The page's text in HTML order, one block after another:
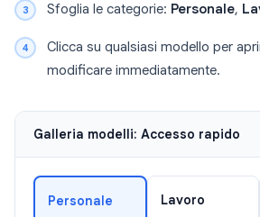
Sfoglia le categorie: Personale,
Clicca su qualsiasi modello per
modificare immediatamente.
Galleria modelli: Accesso rapido
Personale Lavoro